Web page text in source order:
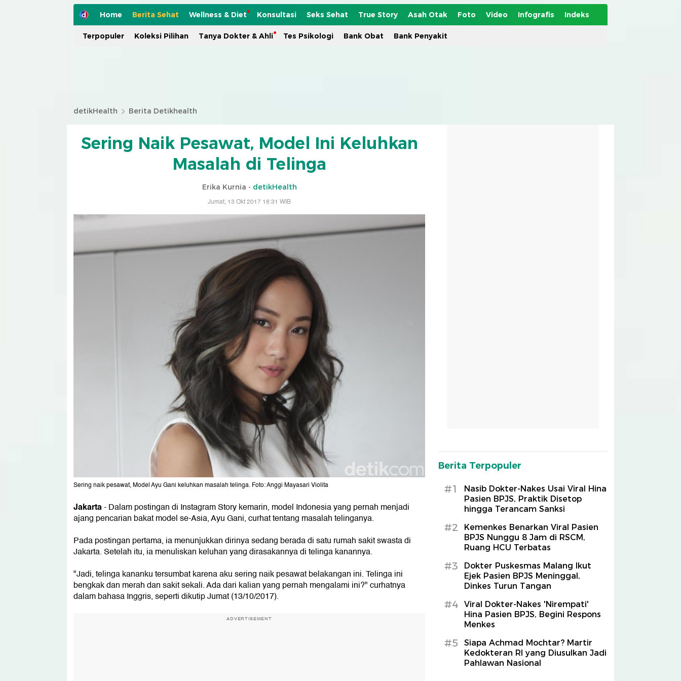
Home Berita Sehat Wellness & Diet Konsultasi Seks Sehat True Story Asah Otak Foto Video Infografis Indeks
Terpopuler Koleksi Pilihan Tanya Dokter & Ahli Tes Psikologi Bank Obat Bank Penyakit
detikHealth Berita Detikhealth
Sering Naik Pesawat, Model Ini Keluhkan
Masalah di Telinga
Erika Kurnia - detikHealth
Jumat, 13 Okt 2017 18:31 WIB
Sering naik pesawat, Model Ayu Gani keluhkan masalah telinga. Foto: Anggi Mayasari Violita
Jakarta- Dalam postingan di Instagram Story kemarin, model Indonesia yang pernah menjadi
ajang pencarian bakat model se-Asia, Ayu Gani, curhat tentang masalah telinganya.
Pada postingan pertama, ia menunjukkan dirinya sedang berada di satu rumah sakit swasta di
Jakarta. Setelah itu, ia menuliskan keluhan yang dirasakannya di telinga kanannya.
"Jadi, telinga kananku tersumbat karena aku sering naik pesawat belakangan ini. Telinga ini
bengkak dan merah dan sakit sekali. Ada dari kalian yang pernah mengalami ini?" curhatnya
dalam bahasa Inggris, seperti dikutip Jumat (13/10/2017).
ADVERTISEMENT
Berita Terpopuler
#1
Nasib Dokter-Nakes Usai Viral Hina
Pasien BPJS, Praktik Disetop
hingga Terancam Sanksi
#2
Kemenkes Benarkan Viral Pasien
BPJS Nunggu 8 Jam di RSCM,
Ruang HCU Terbatas
#3
Dokter Puskesmas Malang Ikut
Ejek Pasien BPJS Meninggal,
Dinkes Turun Tangan
#4
Viral Dokter-Nakes 'Nirempati'
Hina Pasien BPJS, Begini Respons
Menkes
#5
Siapa Achmad Mochtar? Martir
Kedokteran RI yang Diusulkan Jadi
Pahlawan Nasional